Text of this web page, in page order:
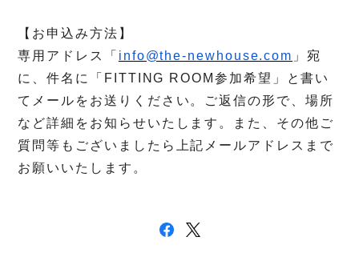
【お申込み方法】
専用アドレス「 info@the-newhouse.com 」宛
に、件名に「 FITTING ROOM 参加希望」と書い
てメールをお送りください。ご返信の形で、場所
など詳細をお知らせいたします。また、その他ご
質問等もございましたら上記メールアドレスまで
お願いいたします。